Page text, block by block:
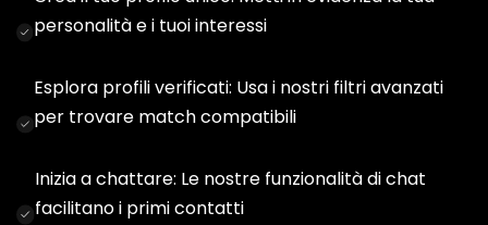
personalità e i tuoi interessi
Esplora profili verificati: Usa i nostri filtri avanzati
per trovare match compatibili
Inizia a chattare: Le nostre funzionalità di chat
facilitano i primi contatti